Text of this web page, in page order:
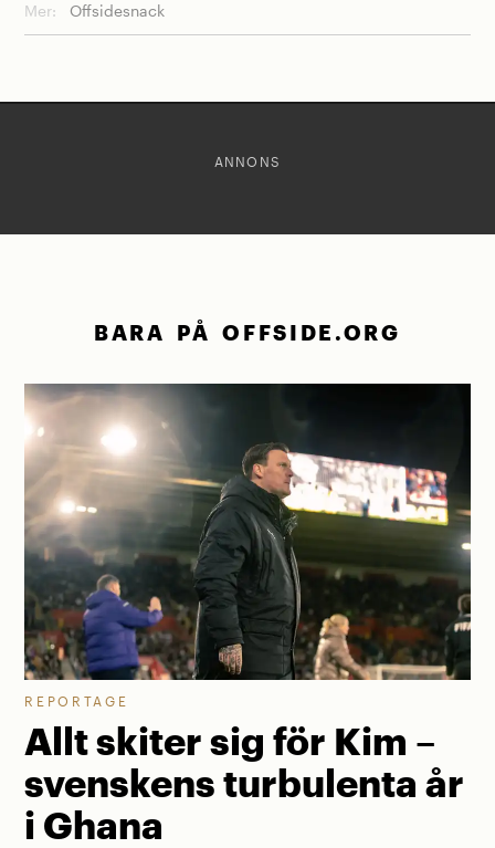
Mer: Offsidesnack
ANNONS
BARA PÅ OFFSIDE.ORG
REPORTAGE
Allt skiter sig för Kim –
svenskens turbulenta år
i Ghana